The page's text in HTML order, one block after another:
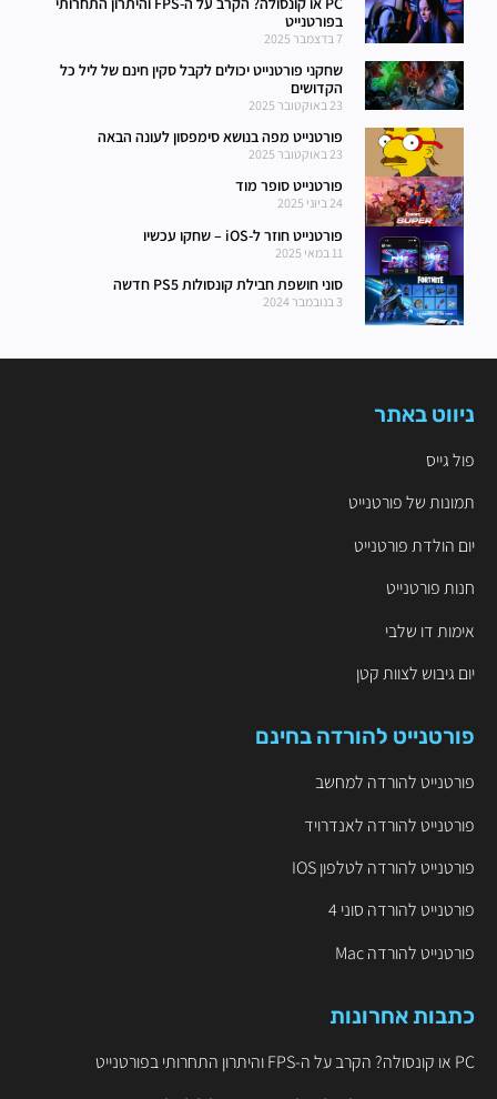
בפורטנייט
7 בדצמבר 2025
שחקני פורטנייט יכולים לקבל סקין חינם של ליל כל
הקדושים
23 באוקטובר 2025
פורטנייט מפה בנושא סימפסון לעונה הבאה
23 באוקטובר 2025
פורטנייט סופר מוד
24 ביוני 2025
פורטנייט חוזר ל-iOS – שחקו עכשיו
11 במאי 2025
סוני חושפת חבילת קונסולות PS5 חדשה
3 בנובמבר 2024
ניווט באתר
פול גייס
תמונות של פורטנייט
יום הולדת פורטנייט
חנות פורטנייט
אימות דו שלבי
יום גיבוש לצוות קטן
פורטנייט להורדה בחינם
פורטנייט להורדה למחשב
פורטנייט להורדה לאנדרויד
פורטנייט להורדה לטלפון IOS
פורטנייט להורדה סוני 4
פורטנייט להורדה Mac
כתבות אחרונות
PC או קונסולה? הקרב על ה-FPS והיתרון התחרותי בפורטנייט